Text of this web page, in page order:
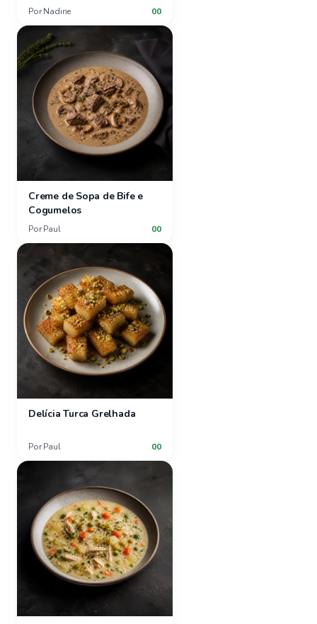
Por Nadine 00
Creme de Sopa de Bife e
Cogumelos
Por Paul 00
Delícia Turca Grelhada
Por Paul 00